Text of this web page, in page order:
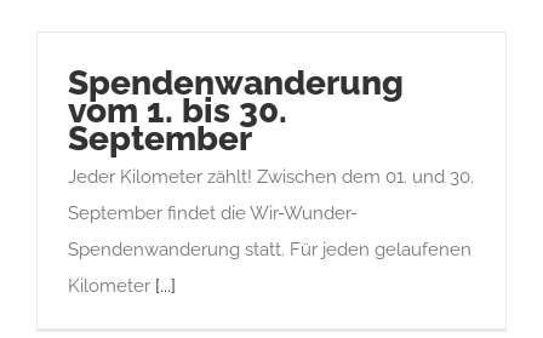
Spendenwanderung
vom 1. bis 30.
September
Jeder Kilometer zählt! Zwischen dem 01. und 30.
September findet die Wir-Wunder-
Spendenwanderung statt. Für jeden gelaufenen
Kilometer [...]